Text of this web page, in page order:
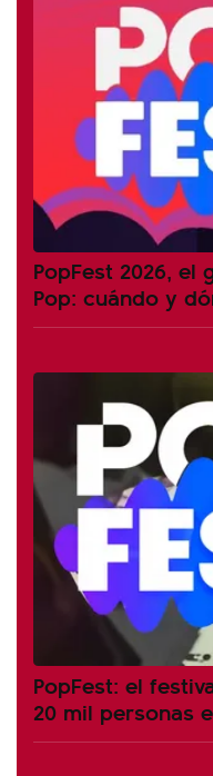
PopFest 2026, el
Pop: cuándo y
PopFest: el
20 mil personas